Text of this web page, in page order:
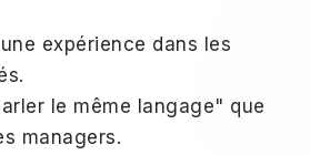
expérience dans les
le même langage" que
managers.